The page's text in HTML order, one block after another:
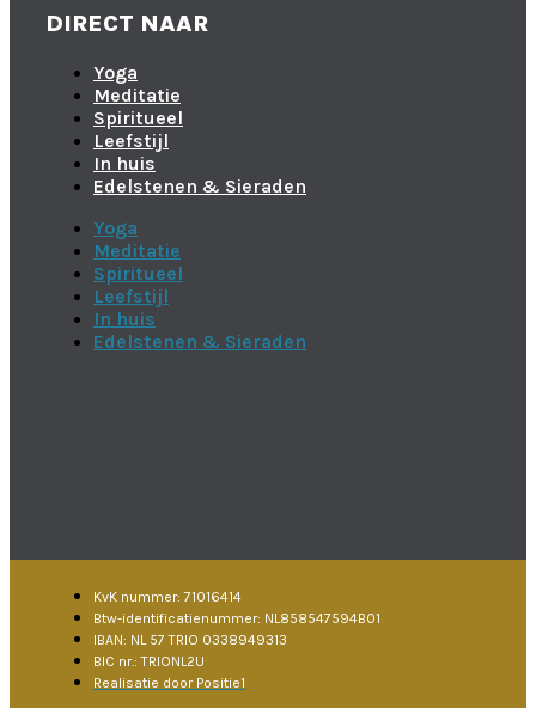
DIRECT NAAR
Yoga
Meditatie
Spiritueel
Leefstijl
In huis
Edelstenen & Sieraden
Yoga
Meditatie
Spiritueel
Leefstijl
In huis
Edelstenen & Sieraden
KvK nummer: 71016414
Btw-identificatienummer: NL858547594B01
IBAN: NL 57 TRIO 0338949313
BIC nr.: TRIONL2U
Realisatie door Positie1